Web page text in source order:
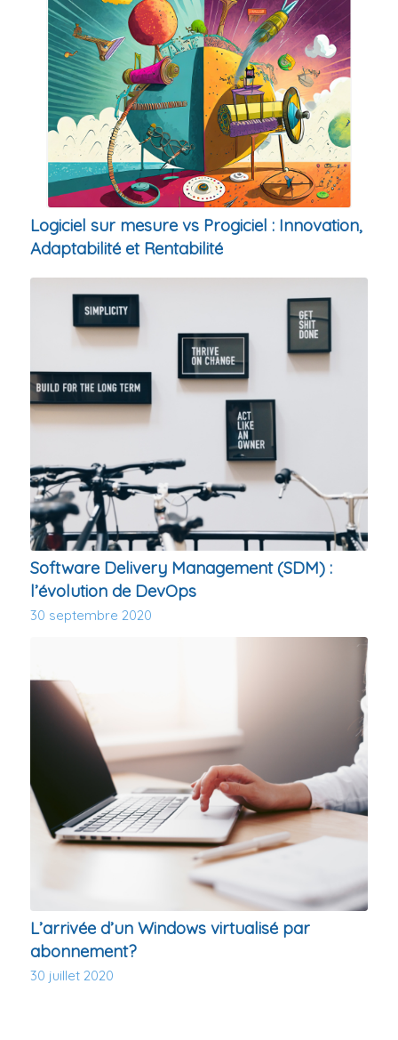
Logiciel sur mesure vs Progiciel : Innovation,
Adaptabilité et Rentabilité
Software Delivery Management (SDM) :
l’évolution de DevOps
30 septembre 2020
L’arrivée d’un Windows virtualisé par
abonnement?
30 juillet 2020